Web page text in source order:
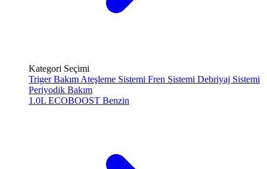
Kategori Seçimi
Triger Bakım Ateşleme Sistemi Fren Sistemi Debriyaj Sistemi
Periyodik Bakım
1.0L ECOBOOST Benzin